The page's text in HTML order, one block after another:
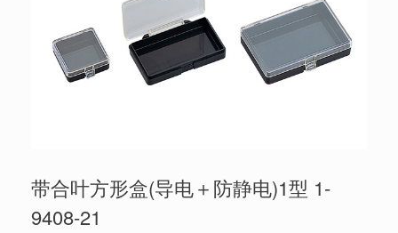
带合叶方形盒(导电＋防静电)1型 1-
9408-21